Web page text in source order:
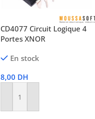
CD4077 Circuit Logique 4
Portes XNOR
En stock
8,00 DH
Ajouter Au Panier